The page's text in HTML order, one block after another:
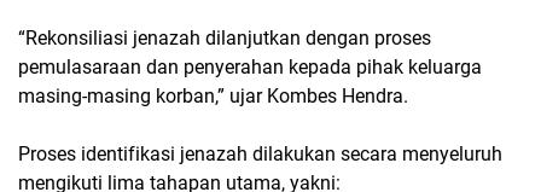
“Rekonsiliasi jenazah dilanjutkan dengan proses
pemulasaraan dan penyerahan kepada pihak keluarga
masing-masing korban,” ujar Kombes Hendra.
Proses identifikasi jenazah dilakukan secara menyeluruh
mengikuti lima tahapan utama, yakni: